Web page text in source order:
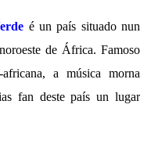
é un país situado nun
de África. Famoso
a música morna
fan deste país un lugar